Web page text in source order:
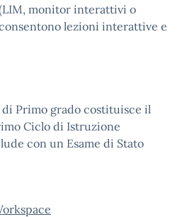
monitor interattivi o
lezioni interattive e
di Primo grado costituisce il
Ciclo di Istruzione
con un Esame di Stato